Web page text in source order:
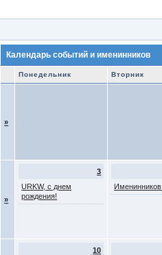
Календарь событий и именинников
Понедельник Вторник
»
»
3
URKW, с днем
рождения!
10